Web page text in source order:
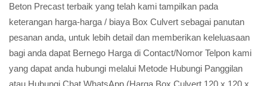
Beton Precast terbaik yang telah kami tampilkan pada
keterangan harga-harga / biaya Box Culvert sebagai panutan
pesanan anda, untuk lebih detail dan memberikan keleluasaan
bagi anda dapat Bernego Harga di Contact/Nomor Telpon kami
yang dapat anda hubungi melalui Metode Hubungi Panggilan
atau Hubungi Chat WhatsApp.(Harga Box Culvert 120 x 120 x